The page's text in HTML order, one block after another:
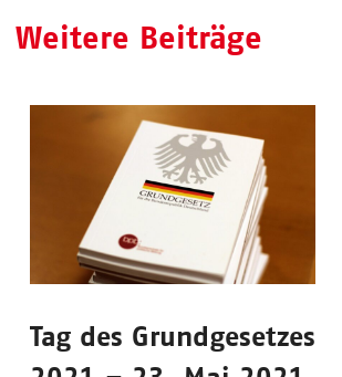
Weitere Beiträge
Tag des Grundgesetzes